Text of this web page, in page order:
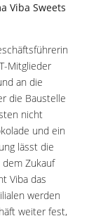
Viba Sweets
Mitglieder
an die
die Baustelle
nicht
und ein
lässt die
Zukauf
Viba das
werden
weiter fest,